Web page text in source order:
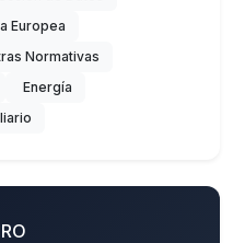
Europea
Normativas
Energía